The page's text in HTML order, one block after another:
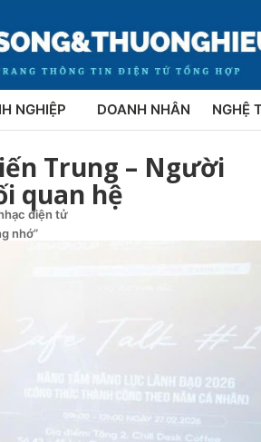
NGHIỆP DOANH NHÂN NGHỆ
Trung – Người
quan hệ
điện tử
nhớ”